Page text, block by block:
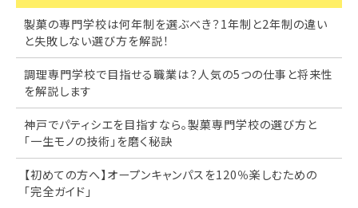
製菓の専門学校は何年制を選ぶべき？1年制と2年制の違い
と失敗しない選び方を解説！
調理専門学校で目指せる職業は？人気の5つの仕事と将来性
を解説します
神戸でパティシエを目指すなら。製菓専門学校の選び方と
「一生モノの技術」を磨く秘訣
【初めての方へ】オープンキャンパスを120％楽しむための
「完全ガイド」